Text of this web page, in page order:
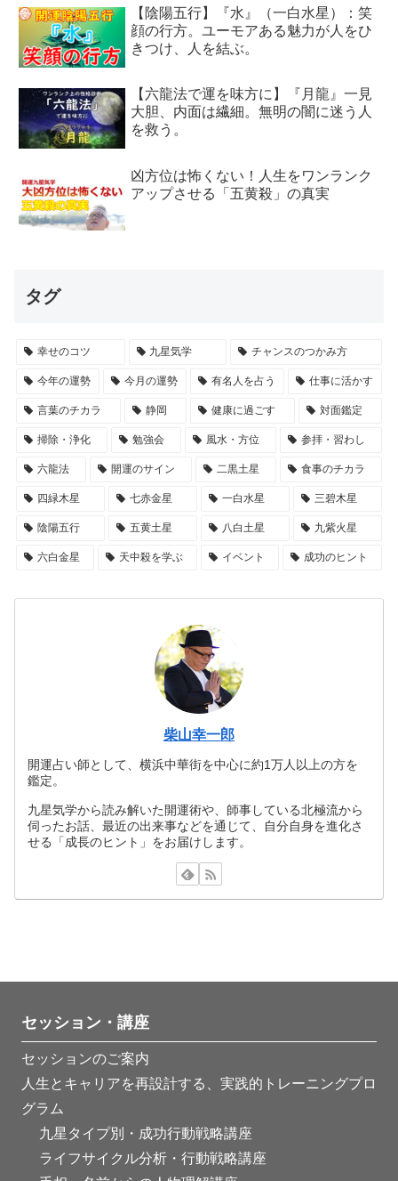
【陰陽五行】『水』（一白水星）：笑
顔の行方。ユーモアある魅力が人をひ
きつけ、人を結ぶ。
【六龍法で運を味方に】『月龍』一見
大胆、内面は繊細。無明の闇に迷う人
を救う。
凶方位は怖くない！人生をワンランク
アップさせる「五黄殺」の真実
タグ
幸せのコツ 九星気学 チャンスのつかみ方
今年の運勢 今月の運勢 有名人を占う 仕事に活かす
言葉のチカラ 静岡 健康に過ごす 対面鑑定
掃除・浄化 勉強会 風水・方位 参拝・習わし
六龍法 開運のサイン 二黒土星 食事のチカラ
四緑木星 七赤金星 一白水星 三碧木星
陰陽五行 五黄土星 八白土星 九紫火星
六白金星 天中殺を学ぶ イベント 成功のヒント
柴山幸一郎
開運占い師として、横浜中華街を中心に約1万人以上の方を
鑑定。
九星気学から読み解いた開運術や、師事している北極流から
伺ったお話、最近の出来事などを通じて、自分自身を進化さ
せる「成長のヒント」をお届けします。
セッション・講座
セッションのご案内
人生とキャリアを再設計する、実践的トレーニングプロ
グラム
九星タイプ別・成功行動戦略講座
ライフサイクル分析・行動戦略講座